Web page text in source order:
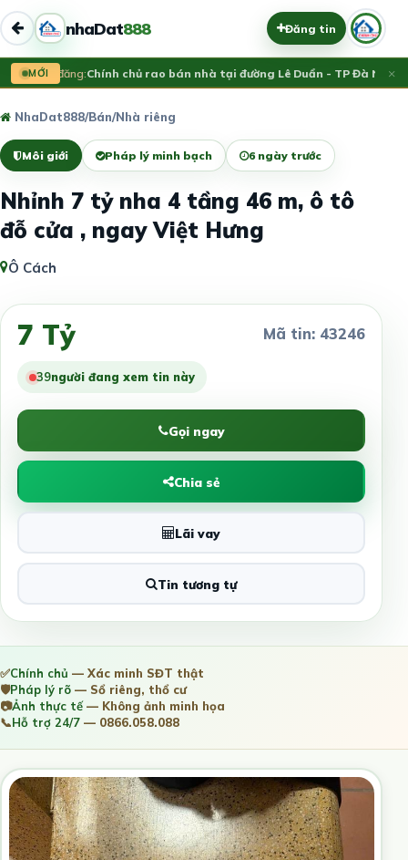
nhaDat888 Đăng tin
MỚI
Vừa đăng:Chính chủ rao bán nhà tại đường Lê Duẩn - TP Đà Nẵng;
×
NhaDat888/Bán/Nhà riêng
Môi giới Pháp lý minh bạch 6 ngày trước
Nhỉnh 7 tỷ nha 4 tầng 46 m, ô tô
đỗ cửa , ngay Việt Hưng
Ô Cách
7 Tỷ Mã tin: 43246
39người đang xem tin này
Gọi ngay
Chia sẻ
Lãi vay
Tin tương tự
✅Chính chủ — Xác minh SĐT thật
🛡️Pháp lý rõ — Sổ riêng, thổ cư
📷Ảnh thực tế— Không ảnh minh họa
📞Hỗ trợ 24/7 — 0866.058.088